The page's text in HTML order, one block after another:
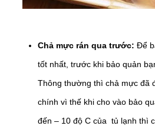
Chả mực rán qua trước: Để
tốt nhất, trước khi bảo quản
Thông thường thì chả mực đã
chính vì thế khi cho vào bảo
đến – 10 độ C của tủ lạnh thì